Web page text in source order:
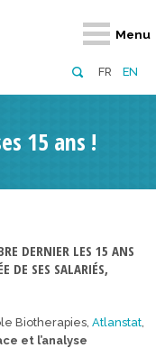
FR EN
Menu
Retour
Retour
régionaux
nationaux
15 ans !
DERNIER LES 15 ANS
DE SES SALARIÉS,
Biotherapies, Atlanstat,
et l’analyse